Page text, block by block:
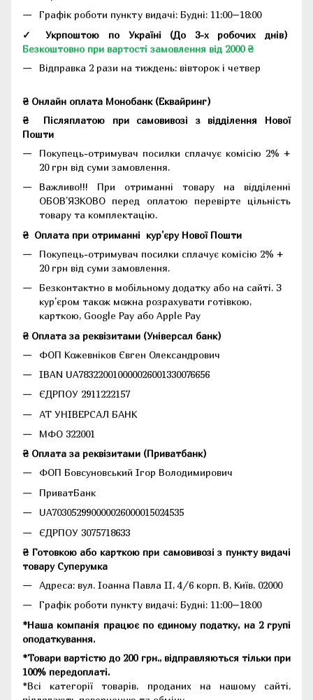
Графік роботи пункту видачі: Будні: 11:00–18:00
✓ Укрпоштою по Україні (До 3-х робочих днів)
Безкоштовно при вартості замовлення від 2000 ₴
Відправка 2 рази на тиждень: вівторок і четвер
₴ Онлайн оплата Монобанк (Еквайринг)
₴
Післяплатою при самовивозі з відділення Нової
Пошти
Покупець-отримувач посилки сплачує комісію 2% +
20 грн від суми замовлення.
Важливо!!! При отриманні товару на відділенні
ОБОВ'ЯЗКОВО перед оплатою перевірте цільність
товару та комплектацію.
₴ Оплата при отриманні кур'єру Нової Пошти
Покупець-отримувач посилки сплачує комісію 2% +
20 грн від суми замовлення.
Безконтактно в мобільному додатку або на сайті. З
кур'єром також можна розрахувати готівкою,
карткою, Google Pay або Apple Pay
₴ Оплата за реквізитами (Універсал банк)
ФОП Кожевніков Євген Олександрович
IBAN UA783220010000026001330076656
ЄДРПОУ 2911222157
АТ УНІВЕРСАЛ БАНК
МФО 322001
₴ Оплата за реквізитами (Приватбанк)
ФОП Бовсуновський Ігор Володимирович
ПриватБанк
UA703052990000026000015024535
ЄДРПОУ 3075718633
₴ Готовкою або карткою при самовивозі з пункту видачі
товару Суперумка
Адреса: вул. Іоанна Павла II, 4/6 корп. В, Київ, 02000
Графік роботи пункту видачі: Будні: 11:00–18:00
*Наша компанія працює по єдиному податку, на 2 групі
оподаткування.
*Товари вартістю до 200 грн., відправляються тільки при
100% передоплаті.
*Всі категорії товарів, проданих на нашому сайті,